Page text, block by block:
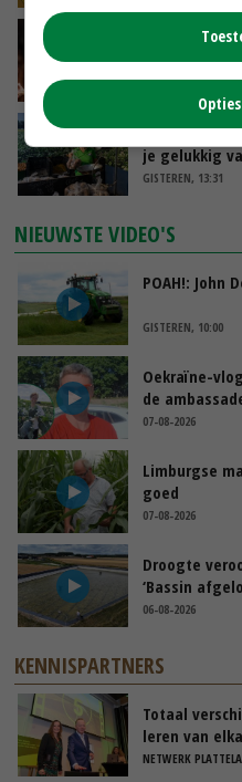
Vlaamse
groeit door
GISTEREN, 15:20
‘Cijfer jezelf
je gelukkig
GISTEREN, 13:31
NIEUWSTE VIDEO'S
POAH!: John
GISTEREN, 10:00
Oekraïne-
de
07-08-2026
Limburgse
goed
07-08-2026
Droogte
‘Bassin
06-08-2026
KENNISPARTNERS
Totaal
leren van
NETWERK